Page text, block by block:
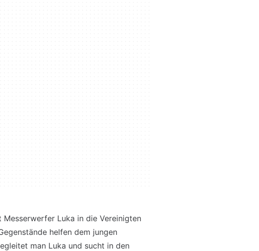
Luka in die Vereinigten
helfen dem jungen
man Luka und sucht in den